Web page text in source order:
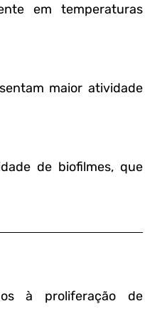
em temperaturas
maior atividade
de biofilmes, que